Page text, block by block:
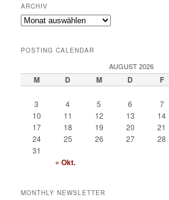
ARCHIV
Archiv
POSTING CALENDAR
AUGUST 2026
M D M D F
3
4 5 6 7
10
11 12 13 14
17
18 19 20 21
24
25 26 27 28
31
« Okt.
MONTHLY NEWSLETTER